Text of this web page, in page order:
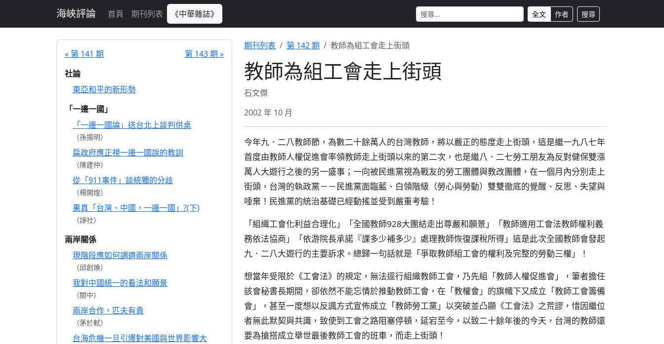
海峽評論 首頁 期刊列表 《中華雜誌》 全文 作者 搜尋
« 第 141 期
第 143 期 »
社論
東亞和平的新形勢
「一邊一國」
「一邊一國論」送台北上談判供桌
（孫揚明）
扁政府應正視一邊一國說的教訓
（陳建仲）
從「911事件」談統獨的分歧
（楊開煌）
果真「台灣、中國，一邊一國」?(下)
（諍社）
兩岸關係
現階段應如何調適兩岸關係
（邱創煥）
我對中國統一的看法和願景
（關中）
兩岸合作，匹夫有責
（茅於軾）
台海危機一旦引爆對美國與世界影響大
期刊列表 第 142 期 教師為組工會走上街頭
教師為組工會走上街頭
石文傑
2002 年 10 月
今年九．二八教師節，為數二十餘萬人的台灣教師，將以嚴正的態度走上街頭，這是繼一九八七年
首度由教師人權促進會率領教師走上街頭以來的第二次，也是繼八．二七勞工朋友為反對健保雙漲
萬人大遊行之後的另一盛事；一向被民進黨視為戰友的勞工團體與教改團體，在一個月內分別走上
街頭，台灣的執政黨－－民進黨面臨藍、白領階級（勞心與勞動）雙雙徹底的覺醒、反思、失望與
唾棄！民進黨的統治基礎已經動搖並受到嚴重考驗！
「組織工會化利益合理化」「全國教師928大團結走出尊嚴和願景」「教師適用工會法教師權利義
務依法協商」「依游院長承諾『課多少補多少』處理教師恢復課稅所得」這是此次全國教師會發起
九．二八大遊行的主要訴求。總歸一句話就是「爭取教師組工會的權利及完整的勞動三權」！
想當年受限於《工會法》的規定，無法逕行組織教師工會，乃先組「教師人權促進會」，筆者擔任
該會秘書長期間，卻依然不能忘情於推動教師工會，在「教權會」的旗幟下又成立「教師工會籌備
會」，甚至一度想以反諷方式宣佈成立「教師勞工黨」以突破並凸顯《工會法》之荒謬，惜因繼位
者無此默契與共識，致使到工會之路阻塞停頓，延宕至今，以致二十餘年後的今天，台灣的教師還
要為搶搭成立舉世最後教師工會的班車，而走上街頭！